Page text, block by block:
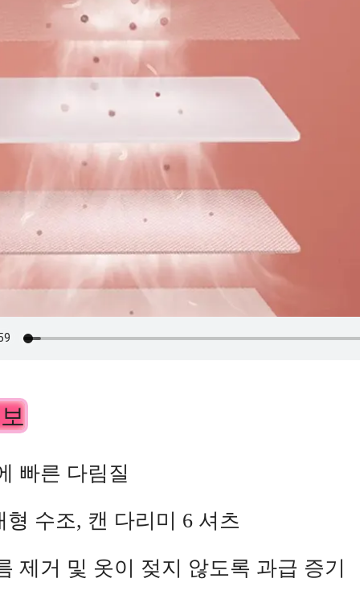
빠른 다림질
형 수조, 캔 다리미 6 셔츠
제거 및 옷이 젖지 않도록 과급 증기